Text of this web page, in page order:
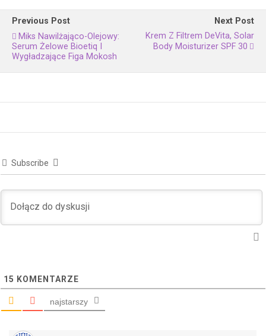
Previous Post
Miks Nawilżająco-Olejowy:
Serum Żelowe Bioetiq I
Wygładzające Figa Mokosh
Next Post
Krem Z Filtrem DeVita, Solar
Body Moisturizer SPF 30
Subscribe
15 KOMENTARZE
najstarszy